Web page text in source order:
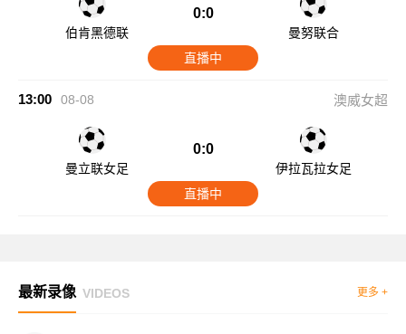
伯肯黑德联
0:0
曼努联合
直播中
13:00 08-08 澳威女超
曼立联女足
0:0
伊拉瓦拉女足
直播中
最新录像 VIDEOS 更多 +